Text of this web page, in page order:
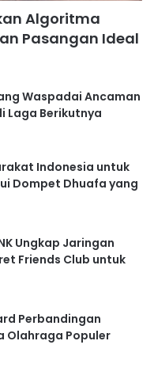
Algoritma
Pasangan Ideal
Waspadai Ancaman
Laga Berikutnya
Indonesia untuk
Dompet Dhuafa yang
Ungkap Jaringan
Friends Club untuk
Perbandingan
Olahraga Populer